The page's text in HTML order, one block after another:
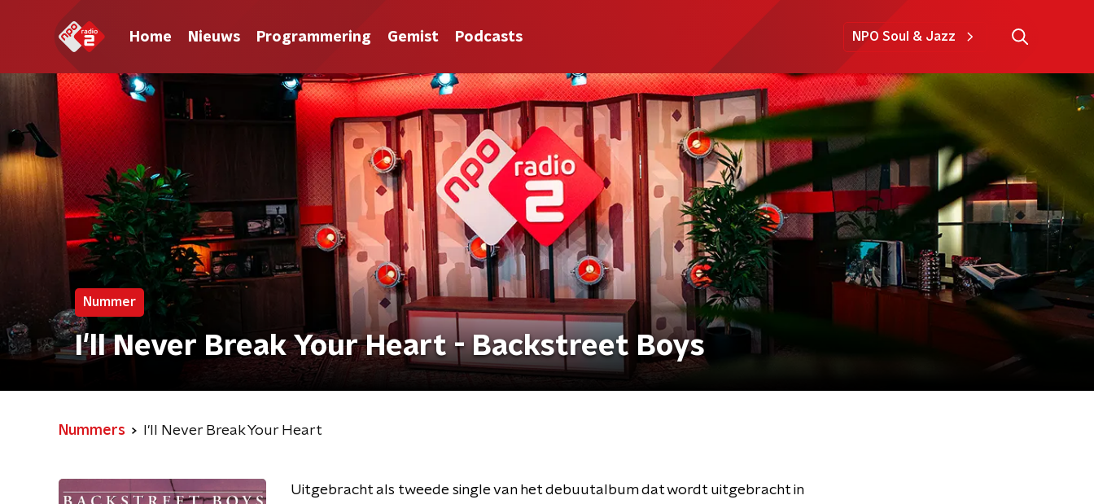
Home Nieuws Programmering Gemist Podcasts NPO Soul & Jazz
Nummer
I'll Never Break Your Heart - Backstreet Boys
Nummers I'll Never Break Your Heart
Uitgebracht als tweede single van het debuutalbum dat wordt uitgebracht in